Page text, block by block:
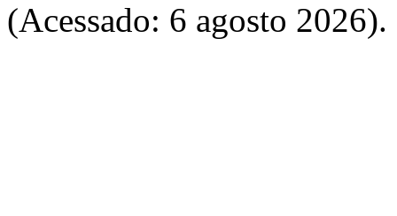
(Acessado: 6 agosto 2026).